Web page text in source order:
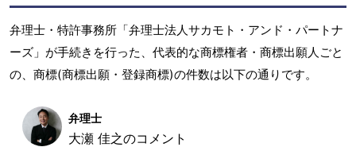
弁理士・特許事務所「弁理士法人サカモト・アンド・パートナ
ーズ」が手続きを行った、代表的な商標権者・商標出願人ごと
の、商標(商標出願・登録商標)の件数は以下の通りです。
弁理士
大瀬 佳之のコメント